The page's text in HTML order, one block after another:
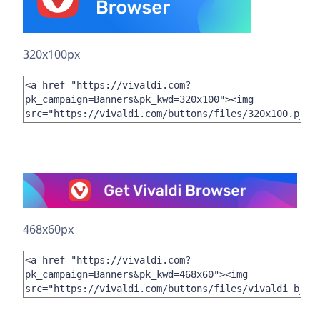
320x100px
468x60px